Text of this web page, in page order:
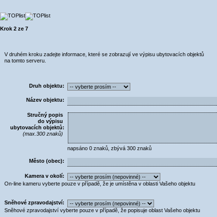
Krok 2 ze 7
V druhém kroku zadejte informace, které se zobrazují ve výpisu ubytovacích objektů
na tomto serveru.
Druh objektu:
Název objektu:
Stručný popis
do výpisu
ubytovacích objektů:
(max.300 znaků)
napsáno 0znaků, zbývá 300znaků
Město (obec):
Kamera v okolí:
On-line kameru vyberte pouze v případě, že je umístěna v oblasti Vašeho objektu
Sněhové zpravodajství:
Sněhové zpravodajství vyberte pouze v případě, že popisuje oblast Vašeho objektu